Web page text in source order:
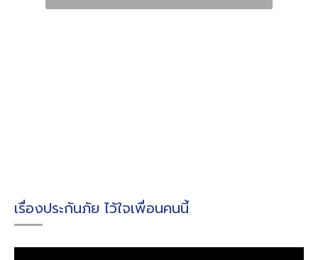
เรื่องประกันภัย ไว้ใจเพื่อนคนนี้